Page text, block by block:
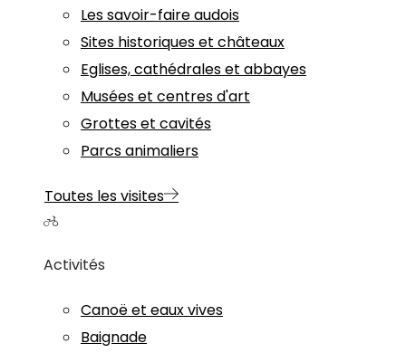
Les savoir-faire audois
Sites historiques et châteaux
Eglises, cathédrales et abbayes
Musées et centres d'art
Grottes et cavités
Parcs animaliers
Toutes les visites
Activités
Canoë et eaux vives
Baignade